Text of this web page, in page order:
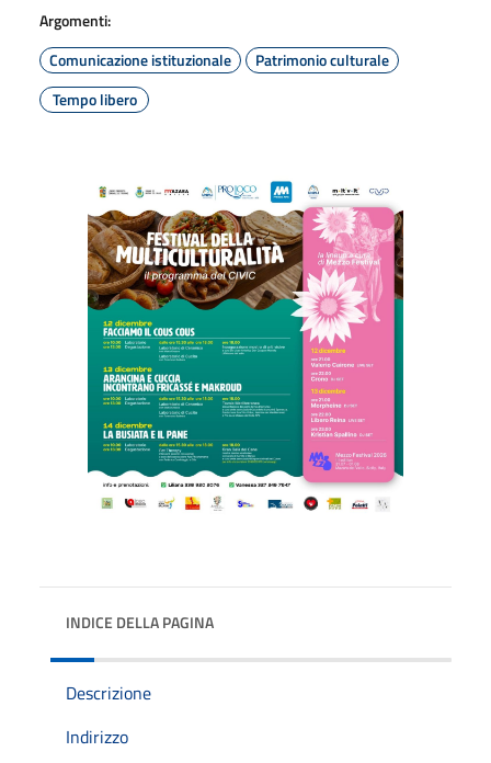
Argomenti:
Comunicazione istituzionale
Patrimonio culturale
Tempo libero
INDICE DELLA PAGINA
Descrizione
Indirizzo